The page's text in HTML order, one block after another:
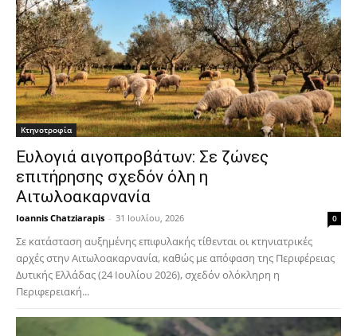
Κτηνοτροφία
Ευλογιά αιγοπροβάτων: Σε ζώνες
επιτήρησης σχεδόν όλη η
Αιτωλοακαρνανία
Ioannis Chatziarapis - 31 Ιουλίου, 2026 0
Σε κατάσταση αυξημένης επιφυλακής τίθενται οι κτηνιατρικές
αρχές στην Αιτωλοακαρνανία, καθώς με απόφαση της Περιφέρειας
Δυτικής Ελλάδας (24 Ιουλίου 2026), σχεδόν ολόκληρη η
Περιφερειακή...